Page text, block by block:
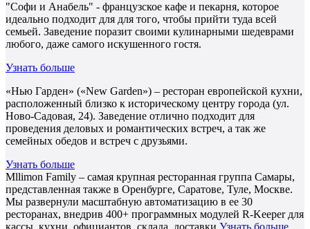
"Софи и Анабель" - французское кафе и пекарня, которое
идеально подходит для для того, чтобы прийти туда всей
семьей. Заведение поразит своими кулинарными шедеврами
любого, даже самого искушенного гостя.
Узнать больше
«Нью Гарден» («New Garden») – ресторан европейской кухни,
расположенный близко к историческому центру города (ул.
Ново-Садовая, 24). Заведение отлично подходит для
проведения деловых и романтических встреч, а так же
семейных обедов и встреч с друзьями.
Узнать больше
Mllimon Family – самая крупная ресторанная группа Самары,
представленная также в Оренбурге, Саратове, Туле, Москве.
Мы развернули масштабную автоматизацию в ее 30
ресторанах, внедрив 400+ программных модулей R-Keeper для